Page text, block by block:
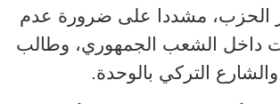
الحزب، مشددا على ضرورة عدم
داخل الشعب الجمهوري، وطالب
التركي بالوحدة.